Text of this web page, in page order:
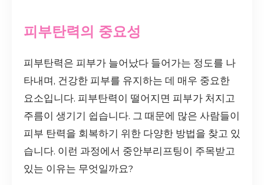
피부탄력의 중요성
피부탄력은 피부가 늘어났다 들어가는 정도를 나
타내며, 건강한 피부를 유지하는 데 매우 중요한
요소입니다. 피부탄력이 떨어지면 피부가 처지고
주름이 생기기 쉽습니다. 그 때문에 많은 사람들이
피부 탄력을 회복하기 위한 다양한 방법을 찾고 있
습니다. 이런 과정에서 중안부리프팅이 주목받고
있는 이유는 무엇일까요?